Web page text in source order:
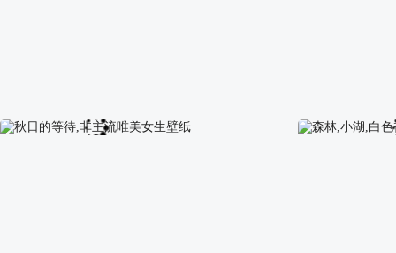
伤心的女生桌面壁纸 粉粉的心桌面背